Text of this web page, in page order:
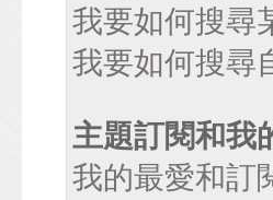
我要如何搜尋
我要如何搜尋
主題訂閱和我
我的最愛和訂